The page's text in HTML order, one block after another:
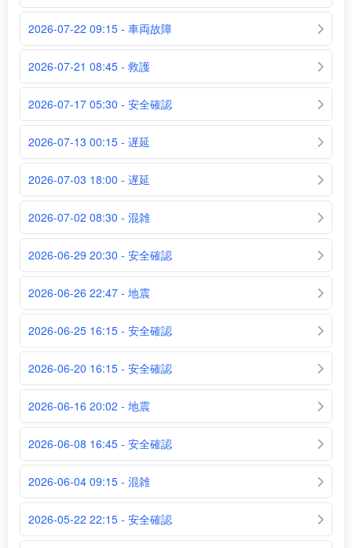
2026-07-22 09:15 - 車両故障
2026-07-21 08:45 - 救護
2026-07-17 05:30 - 安全確認
2026-07-13 00:15 - 遅延
2026-07-03 18:00 - 遅延
2026-07-02 08:30 - 混雑
2026-06-29 20:30 - 安全確認
2026-06-26 22:47 - 地震
2026-06-25 16:15 - 安全確認
2026-06-20 16:15 - 安全確認
2026-06-16 20:02 - 地震
2026-06-08 16:45 - 安全確認
2026-06-04 09:15 - 混雑
2026-05-22 22:15 - 安全確認